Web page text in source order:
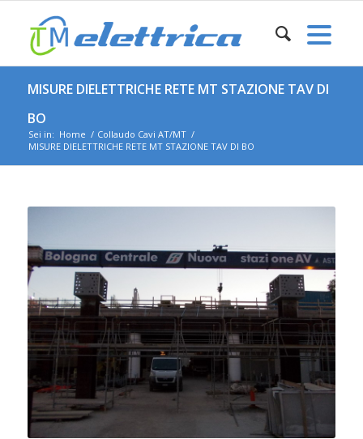
MISURE DIELETTRICHE RETE MT STAZIONE TAV DI
BO
Sei in: Home / Collaudo Cavi AT/MT /
MISURE DIELETTRICHE RETE MT STAZIONE TAV DI BO